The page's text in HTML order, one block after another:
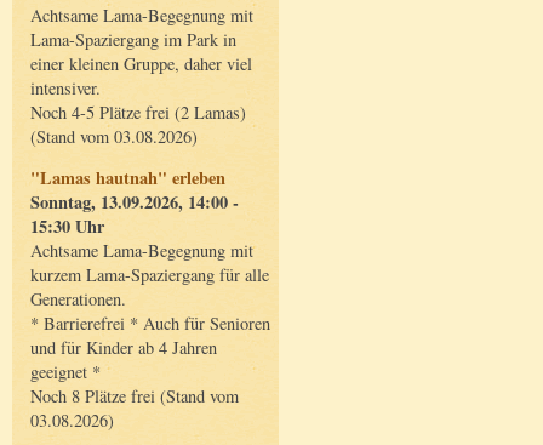
Achtsame Lama-Begegnung mit
Lama-Spaziergang im Park in
einer kleinen Gruppe, daher viel
intensiver.
Noch 4-5 Plätze frei (2 Lamas)
(Stand vom 03.08.2026)
"Lamas hautnah" erleben
Sonntag, 13.09.2026, 14:00 -
15:30 Uhr
Achtsame Lama-Begegnung mit
kurzem Lama-Spaziergang für alle
Generationen.
* Barrierefrei * Auch für Senioren
und für Kinder ab 4 Jahren
geeignet *
Noch 8 Plätze frei (Stand vom
03.08.2026)